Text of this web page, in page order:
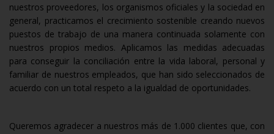
nuestros proveedores, los organismos oficiales y la sociedad en
general, practicamos el crecimiento sostenible creando nuevos
puestos de trabajo de una manera continuada solamente con
nuestros propios medios. Aplicamos las medidas adecuadas
para conseguir la conciliación entre la vida laboral, personal y
familiar de nuestros empleados, que han sido seleccionados de
acuerdo con un total respeto a la igualdad de oportunidades.
Queremos agradecer a nuestros más de 1.000 clientes que, con